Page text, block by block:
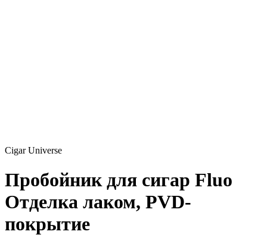
Cigar Universe
Пробойник для сигар Fluo
Отделка лаком, PVD-
покрытие